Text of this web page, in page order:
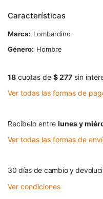
Características
Marca
Lombardino
Género
Hombre
18 cuotas de $ 277 sin
Ver todas las formas de
Recibelo entre lunes y
Ver todas las formas de
30 días de cambio y
Ver condiciones